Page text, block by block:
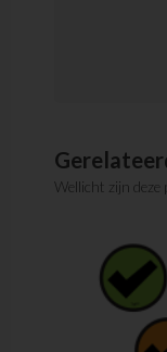
Wellicht zijn deze